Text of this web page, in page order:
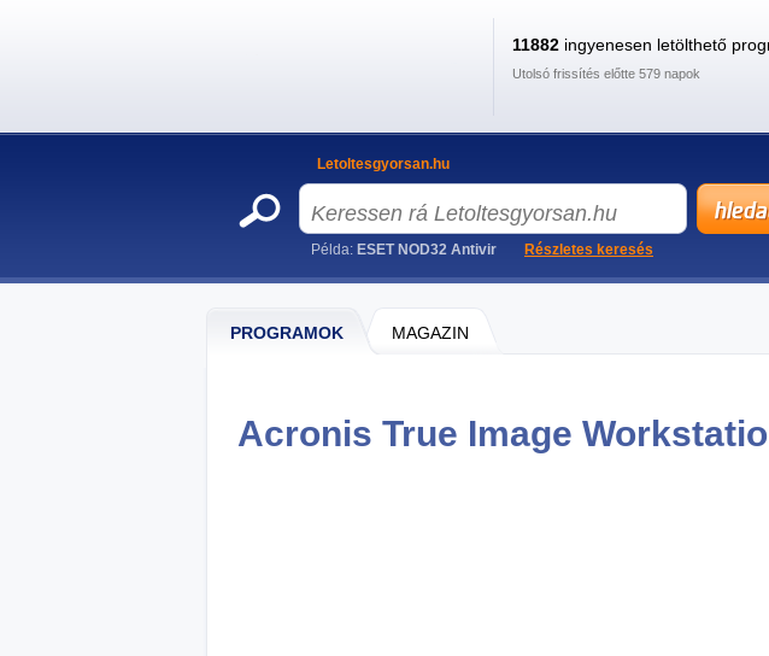
PROGRAMOK MAGAZIN
Acronis True Image
11882 ingyenesen letölthető
Utolsó frissítés előtte 579 napok
Letoltesgyorsan.hu
Példa: ESET NOD32 Antivir Részletes keresés